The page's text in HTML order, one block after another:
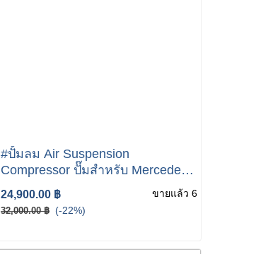
#ปั้มลม Air Suspension
Compressor ปั๊มสำหรับ Mercedes-
Benz W213 S213 E-Class W253
C253 W205
24,900.00 ฿
32,000.00 ฿ (-22%)
ขายแล้ว 6